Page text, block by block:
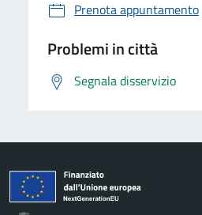
Prenota appuntamento
Problemi in città
Segnala disservizio